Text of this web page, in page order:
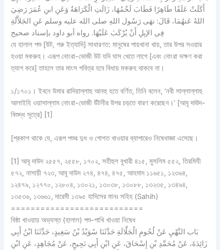
أَكَلَتْ عَلَفًا طَاهِرًا فَطَابَ لَحْمُهَا، زَالَتِ الْكَرَاهَةُ وَعَنِ ابنِ عُمَرَ رَضِيَ
اللهُ عَنهُمَا، قَالَ: نهَى رَسُول اللهِ صلى الله عليه وسلم عَنِ الجَلاَّلَةِ
فِي الإبِلِ أَنْ يُرْكَبَ عَلَيْهَا. رواه أبو داود بإسناد صحيح
যে হালাল পশু [উট, গরু ইত্যাদি] সাধারণত: মানুষের পায়খানা খায়, তার উপর সওয়ার
হওয়া মকরুহ। এরূপ নোংরা-ভোজী উট যদি ঘাস খেতে লাগে [এবং নোংরা ভক্ষণ করা
ত্যাগ করে] তাহলে তার মাংস পবিত্র হবে বিধায় মকরুহ থাকবে না।
১/১৭০১। ইবনে উমার রাদিয়াল্লাহু আনহু হতে বর্ণিত, তিনি বলেন, ‘নবী সাল্লাল্লাহু
আলাইহি ওয়াসাল্লাম নোংরা-ভোজী উঁটনীর উপর চড়তে বারণ করেছেন।’ [আবূ দাঊদ-
বিশুদ্ধ সূত্রে] [1]
[প্রকাশ থাকে যে, এরূপ পশুর দুধ ও গোশত খাওয়ার ব্যাপারেও নিষেধাজ্ঞা এসেছে।
[1] আবূ দাউদ ২৫৫৭, ২৫৫৮, ১৭০২, সহীহুল বুখারী ৪১৫, মুসলিম ৫৫২, তিরমিযী
৫৭২, নাসায়ী ৭২৩, আবূ দাউদ ২৭৪, ৪৭৪, ৪৭৫, আহমাদ ১১৬৫১, ১২৩৬৪,
১২৪৭৯, ১২৭৭০, ১২৮০৪, ১৩০২১, ১৩০৩৮, ১৩০৮৮, ১৩২৩৫, ১৩৪৯৪,
১৩৫৩৬, ১৩৬৬১, দারেমী ১৩৯৫ হাদিসের মানঃ সহিহ (Sahih)
===========================
বিষ্ঠা খাওয়ায় অভ্যস্ত (হালাল) পশু-পাখি খাওয়া নিষেধ
بَاب النَّهْيِ عَنْ لُحُومِ الْجَلَّالَةِ حَدَّثَنَا سُوَيْدُ بْنُ سَعِيدٍ، حَدَّثَنَا ابْنُ أَبِي
زَائِدَةَ، عَنْ مُحَمَّدِ بْنِ إِسْحَاقَ، عَنِ ابْنِ أَبِي نَجِيحٍ، عَنْ مُجَاهِدٍ، عَنِ ابْنِ